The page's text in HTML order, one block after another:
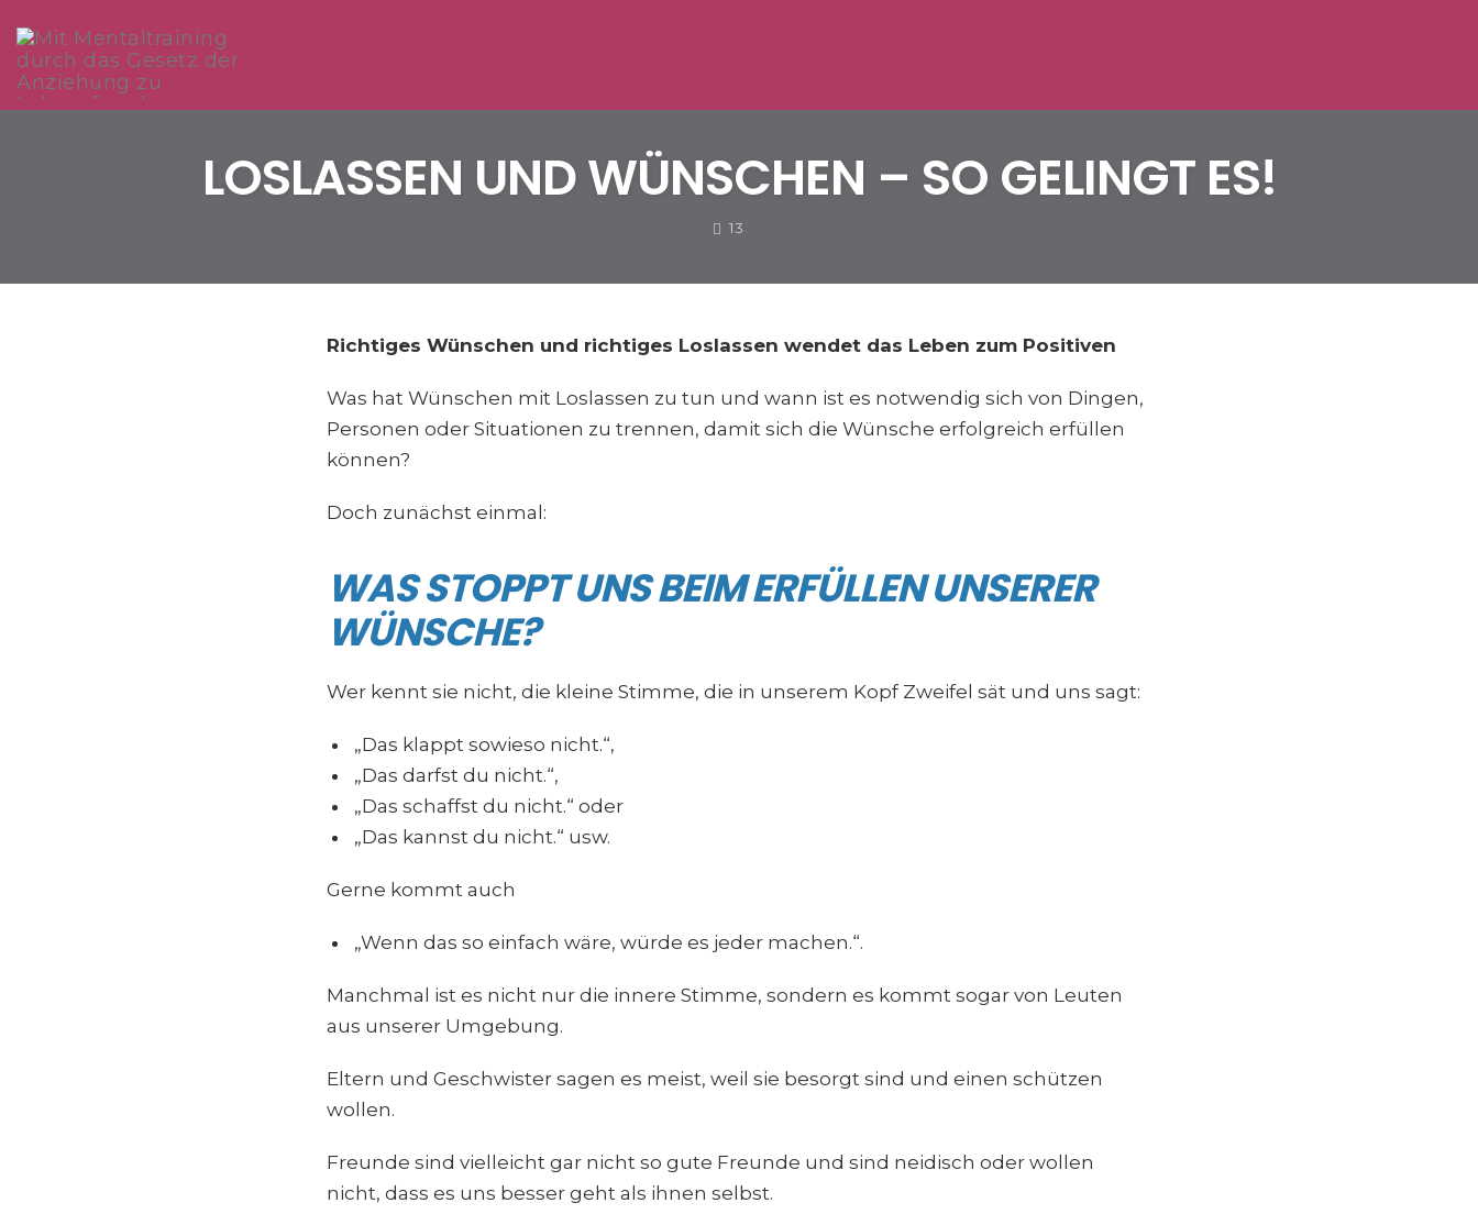
LOSLASSEN UND WÜNSCHEN – SO GELINGT ES!
13COMMENTS
Richtiges Wünschen und richtiges Loslassen wendet das Leben zum Positiven
Was hat Wünschen mit Loslassen zu tun und wann ist es notwendig sich von Dingen,
Personen oder Situationen zu trennen, damit sich die Wünsche erfolgreich erfüllen
können?
Doch zunächst einmal:
WAS STOPPT UNS BEIM ERFÜLLEN UNSERER
WÜNSCHE?
Wer kennt sie nicht, die kleine Stimme, die in unserem Kopf Zweifel sät und uns sagt:
„Das klappt sowieso nicht.“,
„Das darfst du nicht.“,
„Das schaffst du nicht.“ oder
„Das kannst du nicht.“ usw.
Gerne kommt auch
„Wenn das so einfach wäre, würde es jeder machen.“.
Manchmal ist es nicht nur die innere Stimme, sondern es kommt sogar von Leuten
aus unserer Umgebung.
Eltern und Geschwister sagen es meist, weil sie besorgt sind und einen schützen
wollen.
Freunde sind vielleicht gar nicht so gute Freunde und sind neidisch oder wollen
nicht, dass es uns besser geht als ihnen selbst.